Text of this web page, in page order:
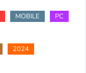
MOBILE
PC
2024